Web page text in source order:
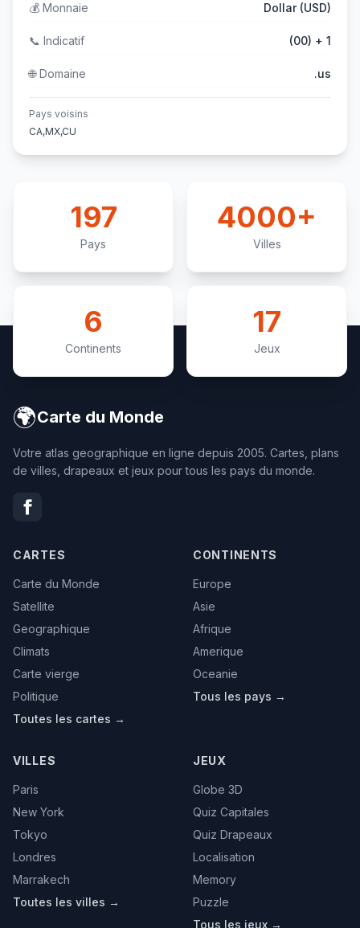
💰 Monnaie Dollar (USD)
📞 Indicatif (00) + 1
🌐Domaine .us
Pays voisins
CA,MX,CU
197
Pays
4000+
Villes
6
Continents
17
Jeux
🌍Carte du Monde
Votre atlas geographique en ligne depuis 2005. Cartes, plans
de villes, drapeaux et jeux pour tous les pays du monde.
CARTES
Carte du Monde
Satellite
Geographique
Climats
Carte vierge
Politique
Toutes les cartes →
CONTINENTS
Europe
Asie
Afrique
Amerique
Oceanie
Tous les pays →
VILLES
Paris
New York
Tokyo
Londres
Marrakech
Toutes les villes →
JEUX
Globe 3D
Quiz Capitales
Quiz Drapeaux
Localisation
Memory
Puzzle
Tous les jeux →